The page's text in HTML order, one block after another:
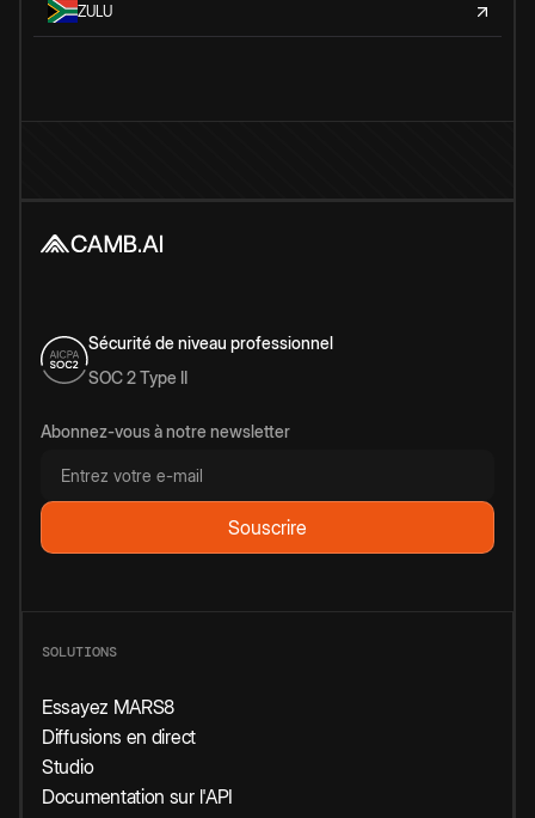
ZULU
Sécurité de niveau professionnel
SOC 2 Type II
Abonnez-vous à notre newsletter
SOLUTIONS
Essayez MARS8
Diffusions en direct
Studio
Documentation sur l'API